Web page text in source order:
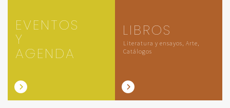
EVENTOS
Y
AGENDA
LIBROS
Literatura y ensayos, Arte,
Catálogos